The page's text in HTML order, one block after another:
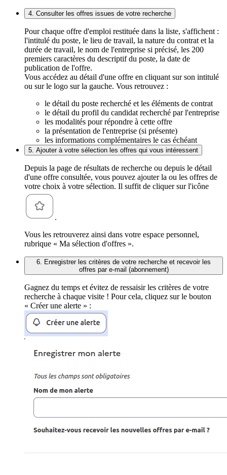
4. Consulter les offres issues de votre recherche
Pour chaque offre d'emploi restituée dans la liste, s'affichent :
l'intitulé du poste, le lieu de travail, la nature du contrat et la
durée de travail, le nom de l'entreprise si précisé, les 200
premiers caractères du descriptif du poste, la date de
publication de l'offre.
Vous accédez au détail d'une offre en cliquant sur son intitulé
ou sur le logo sur la gauche. Vous retrouvez :
le détail du poste recherché et les éléments de contrat
le détail du profil du candidat recherché par l'entreprise
les modalités pour répondre à cette offre
la présentation de l'entreprise (si présente)
les informations complémentaires le cas échéant
5. Ajouter à votre sélection les offres qui vous intéressent
Depuis la page de résultats de recherche ou depuis le détail
d'une offre consultée, vous pouvez ajouter la ou les offres de
votre choix à votre sélection. Il suffit de cliquer sur l'icône
.
Vous les retrouverez ainsi dans votre espace personnel,
rubrique « Ma sélection d'offres ».
6. Enregistrer les critères de votre recherche et recevoir les
offres par e-mail (abonnement)
Gagnez du temps et évitez de ressaisir les critères de votre
recherche à chaque visite ! Pour cela, cliquez sur le bouton
« Créer une alerte » :